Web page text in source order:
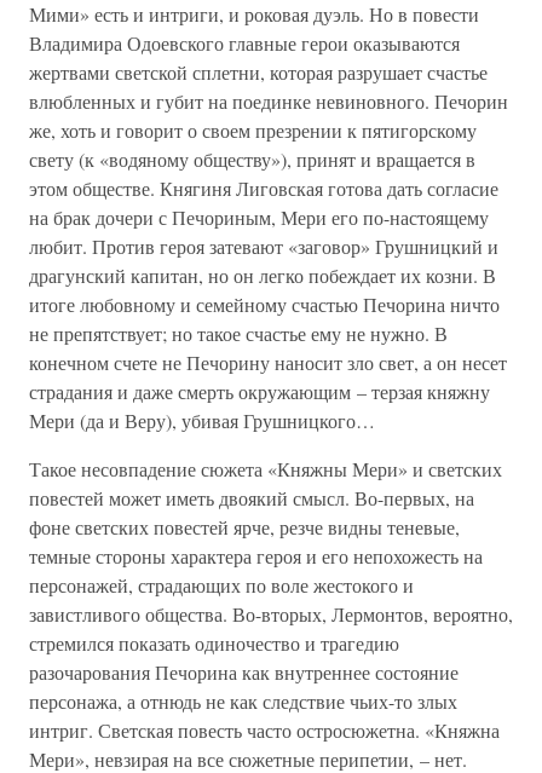
Мими» есть и интриги, и роковая дуэль. Но в повести
Владимира Одоевского главные герои оказываются
жертвами светской сплетни, которая разрушает счастье
влюбленных и губит на поединке невиновного. Печорин
же, хоть и говорит о своем презрении к пятигорскому
свету (к «водяному обществу»), принят и вращается в
этом обществе. Княгиня Лиговская готова дать согласие
на брак дочери с Печориным, Мери его по-настоящему
любит. Против героя затевают «заговор» Грушницкий и
драгунский капитан, но он легко побеждает их козни. В
итоге любовному и семейному счастью Печорина ничто
не препятствует; но такое счастье ему не нужно. В
конечном счете не Печорину наносит зло свет, а он несет
страдания и даже смерть окружающим – терзая княжну
Мери (да и Веру), убивая Грушницкого…
Такое несовпадение сюжета «Княжны Мери» и светских
повестей может иметь двоякий смысл. Во-первых, на
фоне светских повестей ярче, резче видны теневые,
темные стороны характера героя и его непохожесть на
персонажей, страдающих по воле жестокого и
завистливого общества. Во-вторых, Лермонтов, вероятно,
стремился показать одиночество и трагедию
разочарования Печорина как внутреннее состояние
персонажа, а отнюдь не как следствие чьих-то злых
интриг. Светская повесть часто остросюжетна. «Княжна
Мери», невзирая на все сюжетные перипетии, – нет.